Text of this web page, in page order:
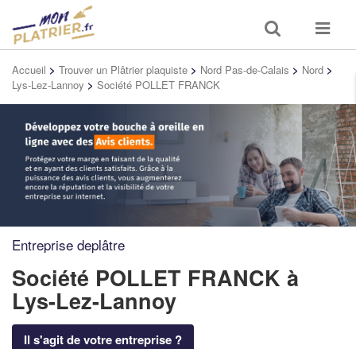
Toggle
search
Toggle
Accueil > Trouver un Plâtrier plaquiste > Nord Pas-de-Calais > Nord >
Lys-Lez-Lannoy > Société POLLET FRANCK
Entreprise deplâtre
Société POLLET FRANCK à
Lys-Lez-Lannoy
Il s'agit de votre entreprise ?